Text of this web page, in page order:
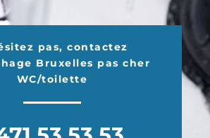
pas, contactez
Bruxelles pas cher
WC/toilette